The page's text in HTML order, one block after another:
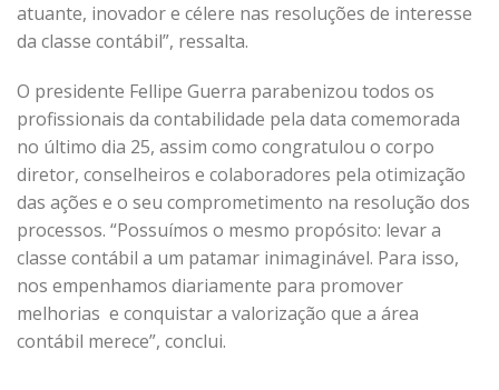
atuante, inovador e célere nas resoluções de interesse
da classe contábil”, ressalta.
O presidente Fellipe Guerra parabenizou todos os
profissionais da contabilidade pela data comemorada
no último dia 25, assim como congratulou o corpo
diretor, conselheiros e colaboradores pela otimização
das ações e o seu comprometimento na resolução dos
processos. “Possuímos o mesmo propósito: levar a
classe contábil a um patamar inimaginável. Para isso,
nos empenhamos diariamente para promover
melhorias e conquistar a valorização que a área
contábil merece”, conclui.